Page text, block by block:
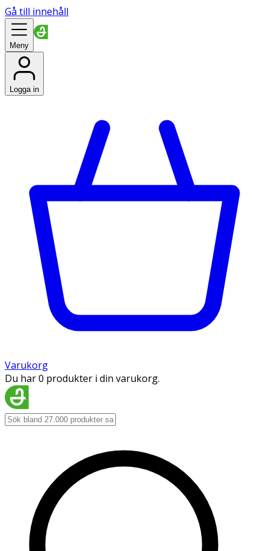
Gå till innehåll
Meny
Logga in
Varukorg
Du har 0 produkter i din varukorg.